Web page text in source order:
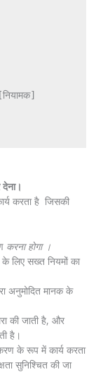
करता है जिसकी
करना होगा ।
सख्त नियमों का
अनुमोदित मानक के
की जाती है, और
है।
के रूप में कार्य करता
सुनिश्चित की जा